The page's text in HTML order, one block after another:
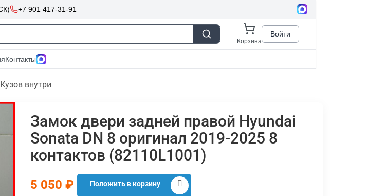
Кузов внутри
Замок двери задней правой Hyundai
Sonata DN 8 оригинал 2019-2025 8
контактов (82110L1001)
5 050 ₽ Положить в корзину